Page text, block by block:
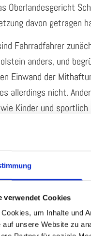
verwendet Cookies
um Inhalte und
auf unsere Website zu
Oberlandesgericht
davon getragen
Fahrradfahrer
anders, und
Einwand der
allerdings nicht.
Kinder und
andere Gerichte das
ist aus
haben, können